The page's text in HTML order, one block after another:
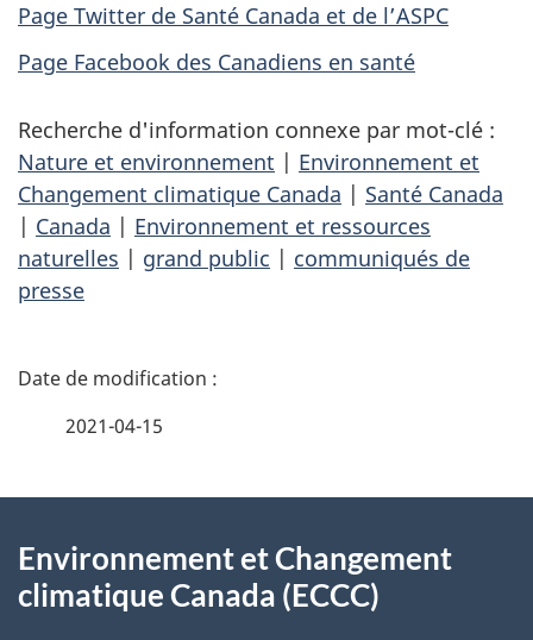
Page Twitter de Santé Canada et de l’ASPC
Page Facebook des Canadiens en santé
Recherche d'information connexe par mot-clé :
Nature et environnement | Environnement et
Changement climatique Canada | Santé Canada
| Canada | Environnement et ressources
naturelles | grand public | communiqués de
presse
D
i
2021-04-15
propos
Environnement et Changement
climatique Canada (ECCC)